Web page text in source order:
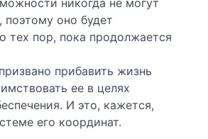
никогда не могут
оно будет
тех пор, пока продолжается
прибавить жизнь
ее в целях
И это, кажется,
его координат.